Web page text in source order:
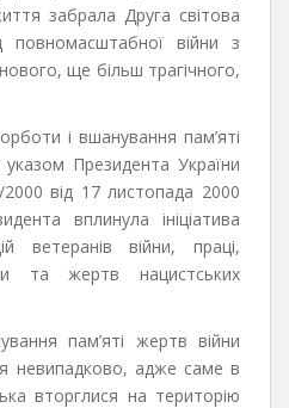
забрала Друга світова
повномасштабної війни з
ще більш трагічного,
і вшанування пам’яті
Президента України
від 17 листопада 2000
вплинула ініціатива
ветеранів війни, праці,
та жертв нацистських
пам’яті жертв війни
невипадково, адже саме в
вторглися на територію